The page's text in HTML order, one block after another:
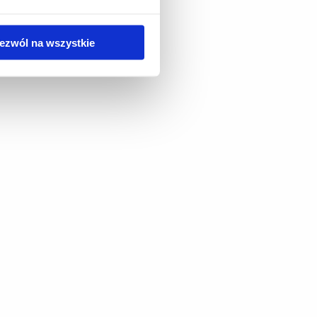
na wszystkie